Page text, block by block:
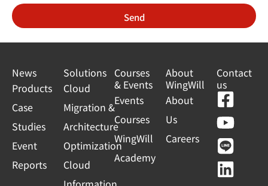
d
S
t
t
e
s
+
1
Send
News
Products
Case
Studies
Event
Reports
Solutions
Cloud
Migration &
Architecture
Optimization
Cloud
Courses
& Events
Events
Courses
WingWill
Academy
About
WingWill
About
Us
Careers
Contact
us
F
a
c
e
b
Y
o
u
t
u
L
i
n
e
L
i
n
k
e